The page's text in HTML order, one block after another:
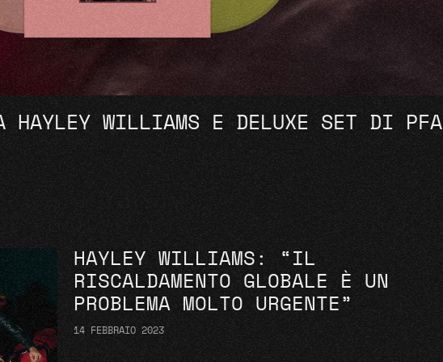
HAYLEY WILLIAMS E DELUXE SET DI PFA
HAYLEY WILLIAMS: “IL
RISCALDAMENTO GLOBALE È UN
PROBLEMA MOLTO URGENTE”
14 FEBBRAIO 2023